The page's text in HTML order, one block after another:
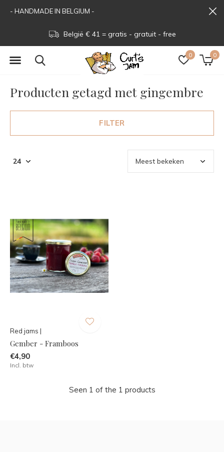
0 0
België € 41 = gratis - gratuit - free
- HANDMADE IN BELGIUM -
Producten getagd met gingembre
FILTER
Red jams |
Gember - Framboos
€4,90
Incl. btw
Seen 1 of the 1 products